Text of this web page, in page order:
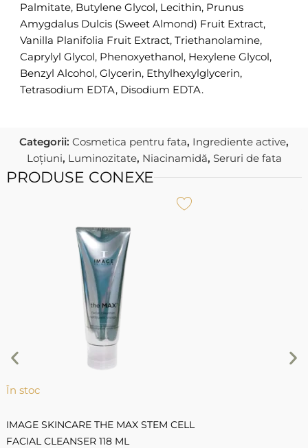
Palmitate, Butylene Glycol, Lecithin, Prunus
Amygdalus Dulcis (Sweet Almond) Fruit Extract,
Vanilla Planifolia Fruit Extract, Triethanolamine,
Caprylyl Glycol, Phenoxyethanol, Hexylene Glycol,
Benzyl Alcohol, Glycerin, Ethylhexylglycerin,
Tetrasodium EDTA, Disodium EDTA.
Categorii: Cosmetica pentru fata, Ingrediente active,
Loțiuni, Luminozitate, Niacinamidă, Seruri de fata
PRODUSE CONEXE
În stoc
IMAGE SKINCARE THE MAX STEM CELL
FACIAL CLEANSER 118 ML